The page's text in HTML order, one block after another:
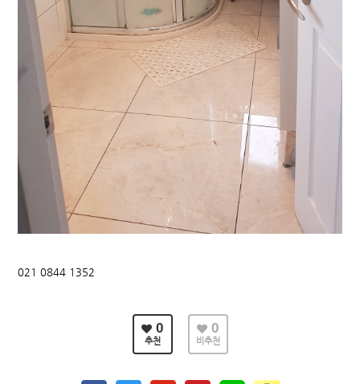
021 0844 1352
0
추천
0
비추천